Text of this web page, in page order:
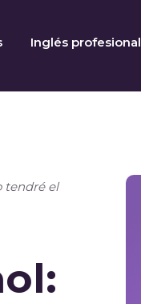
Inglés profesional
tendré el